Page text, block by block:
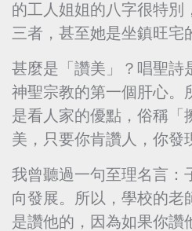
的工人姐姐的八字很特別
三者，甚至她是坐鎮旺宅
甚麼是「讚美」？唱聖詩
神聖宗教的第一個肝心。
是看人家的優點，俗稱「
美，只要你肯讚人，你發
我曾聽過一句至理名言：
向發展。所以，學校的老
是讚他的，因為如果你讚